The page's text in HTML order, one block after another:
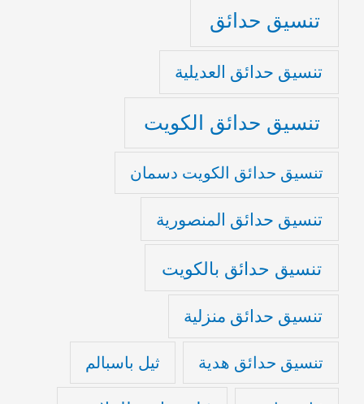
تنسيق حدائق
تنسيق حدائق العديلية
تنسيق حدائق الكويت
تنسيق حدائق الكويت دسمان
تنسيق حدائق المنصورية
تنسيق حدائق بالكويت
تنسيق حدائق منزلية
تنسيق حدائق هدية ثيل باسبالم